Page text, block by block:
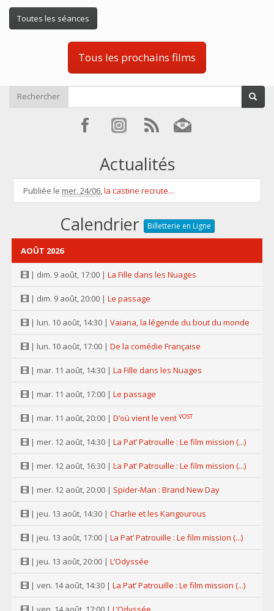
Toutes les séances
Tous les prochains films
Rechercher
Actualités
Publiée le mer. 24/06,la castine recrute...
Calendrier Billetterie en Ligne
AOÛT 2026
| dim. 9 août, 17:00 | La Fille dans les Nuages
| dim. 9 août, 20:00 | Le passage
| lun. 10 août, 14:30 | Vaiana, la légende du bout du monde
| lun. 10 août, 17:00 | De la comédie Française
| mar. 11 août, 14:30 | La Fille dans les Nuages
| mar. 11 août, 17:00 | Le passage
| mar. 11 août, 20:00 | D’où vient le vent VOST
| mer. 12 août, 14:30 | La Pat’ Patrouille : Le film mission (...)
| mer. 12 août, 16:30 | La Pat’ Patrouille : Le film mission (...)
| mer. 12 août, 20:00 | Spider-Man : Brand New Day
| jeu. 13 août, 14:30 | Charlie et les Kangourous
| jeu. 13 août, 17:00 | La Pat’ Patrouille : Le film mission (...)
| jeu. 13 août, 20:00 | L’Odyssée
| ven. 14 août, 14:30 | La Pat’ Patrouille : Le film mission (...)